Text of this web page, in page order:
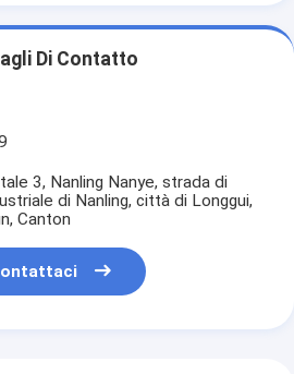
Di Contatto
3, Nanling Nanye, strada di
di Nanling, città di Longgui,
Canton